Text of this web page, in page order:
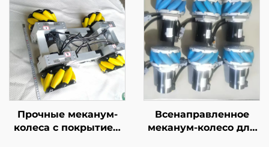
колесо
маркировочных
машин, ролики из
полиуретановой
резины
Прочные меканум-
колеса с покрытием
Всенаправленное
меканум-колесо для